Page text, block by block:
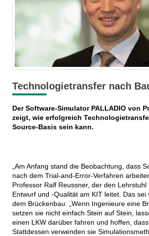
Technologietransfer nach
Der Software-Simulator PALLADIO von
zeigt, wie erfolgreich
Source-Basis sein kann.
„Am Anfang stand die Beobachtung, dass
nach dem Trial-and-Error-Verfahren
Professor Ralf Reussner, der den Lehrstuhl
Entwurf und -Qualität am KIT leitet. Das sei
dem Brückenbau: „Wenn Ingenieure eine
setzen sie nicht einfach Stein auf Stein,
einen LKW darüber fahren und hoffen,
Stattdessen verwenden sie